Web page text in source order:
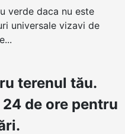
verde daca nu este
universale vizavi de
terenul tău.
de ore pentru